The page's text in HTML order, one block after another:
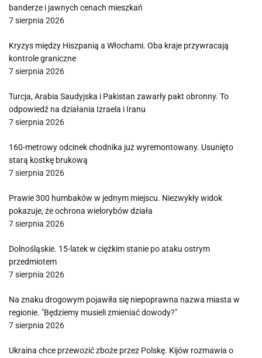
banderze i jawnych cenach mieszkań
7 sierpnia 2026
Kryzys między Hiszpanią a Włochami. Oba kraje przywracają
kontrole graniczne
7 sierpnia 2026
Turcja, Arabia Saudyjska i Pakistan zawarły pakt obronny. To
odpowiedź na działania Izraela i Iranu
7 sierpnia 2026
160-metrowy odcinek chodnika już wyremontowany. Usunięto
starą kostkę brukową
7 sierpnia 2026
Prawie 300 humbaków w jednym miejscu. Niezwykły widok
pokazuje, że ochrona wielorybów działa
7 sierpnia 2026
Dolnośląskie. 15-latek w ciężkim stanie po ataku ostrym
przedmiotem
7 sierpnia 2026
Na znaku drogowym pojawiła się niepoprawna nazwa miasta w
regionie. "Będziemy musieli zmieniać dowody?"
7 sierpnia 2026
Ukraina chce przewozić zboże przez Polskę. Kijów rozmawia o